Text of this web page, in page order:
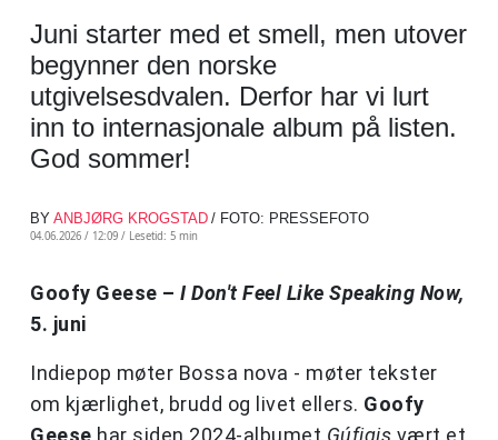
Juni starter med et smell, men utover
begynner den norske
utgivelsesdvalen. Derfor har vi lurt
inn to internasjonale album på listen.
God sommer!
BY ANBJØRG KROGSTAD / FOTO: PRESSEFOTO
04.06.2026 / 12:09 / Lesetid: 5 min
Goofy Geese – I Don't Feel Like Speaking Now,
5. juni
Indiepop møter Bossa nova - møter tekster
om kjærlighet, brudd og livet ellers. Goofy
Geese har siden 2024-albumet Gúfigis vært et